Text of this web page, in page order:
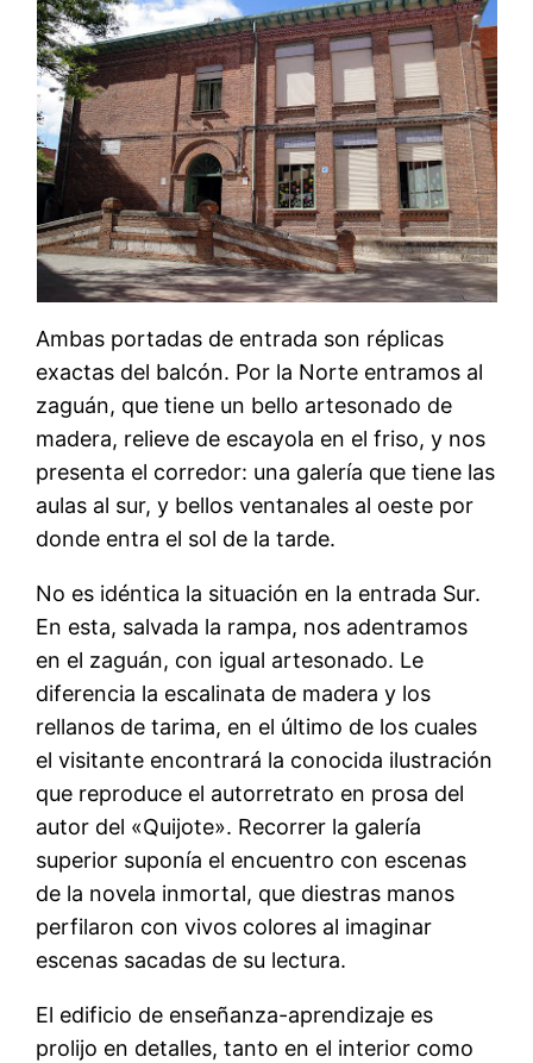
Ambas portadas de entrada son réplicas
exactas del balcón. Por la Norte entramos al
zaguán, que tiene un bello artesonado de
madera, relieve de escayola en el friso, y nos
presenta el corredor: una galería que tiene las
aulas al sur, y bellos ventanales al oeste por
donde entra el sol de la tarde.
No es idéntica la situación en la entrada Sur.
En esta, salvada la rampa, nos adentramos
en el zaguán, con igual artesonado. Le
diferencia la escalinata de madera y los
rellanos de tarima, en el último de los cuales
el visitante encontrará la conocida ilustración
que reproduce el autorretrato en prosa del
autor del «Quijote». Recorrer la galería
superior suponía el encuentro con escenas
de la novela inmortal, que diestras manos
perfilaron con vivos colores al imaginar
escenas sacadas de su lectura.
El edificio de enseñanza-aprendizaje es
prolijo en detalles, tanto en el interior como